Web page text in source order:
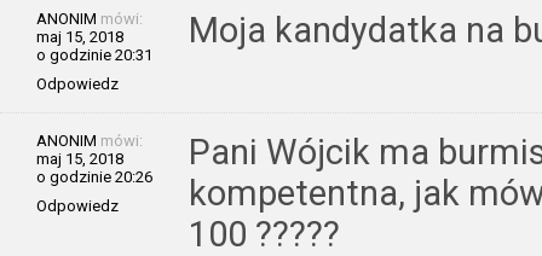
ANONIM mówi:
maj 15, 2018
o godzinie 20:31
Odpowiedz
Moja kandydatka na
ANONIM mówi:
maj 15, 2018
o godzinie 20:26
Odpowiedz
Pani Wójcik ma
kompetentna, jak
100 ?????